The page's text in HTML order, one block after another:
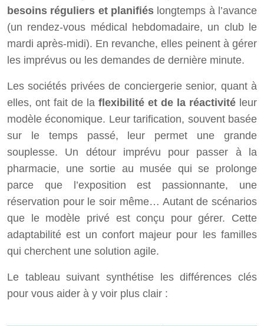
besoins réguliers et planifiés longtemps à l’avance
(un rendez-vous médical hebdomadaire, un club le
mardi après-midi). En revanche, elles peinent à gérer
les imprévus ou les demandes de dernière minute.
Les sociétés privées de conciergerie senior, quant à
elles, ont fait de la flexibilité et de la réactivité leur
modèle économique. Leur tarification, souvent basée
sur le temps passé, leur permet une grande
souplesse. Un détour imprévu pour passer à la
pharmacie, une sortie au musée qui se prolonge
parce que l’exposition est passionnante, une
réservation pour le soir même… Autant de scénarios
que le modèle privé est conçu pour gérer. Cette
adaptabilité est un confort majeur pour les familles
qui cherchent une solution agile.
Le tableau suivant synthétise les différences clés
pour vous aider à y voir plus clair :